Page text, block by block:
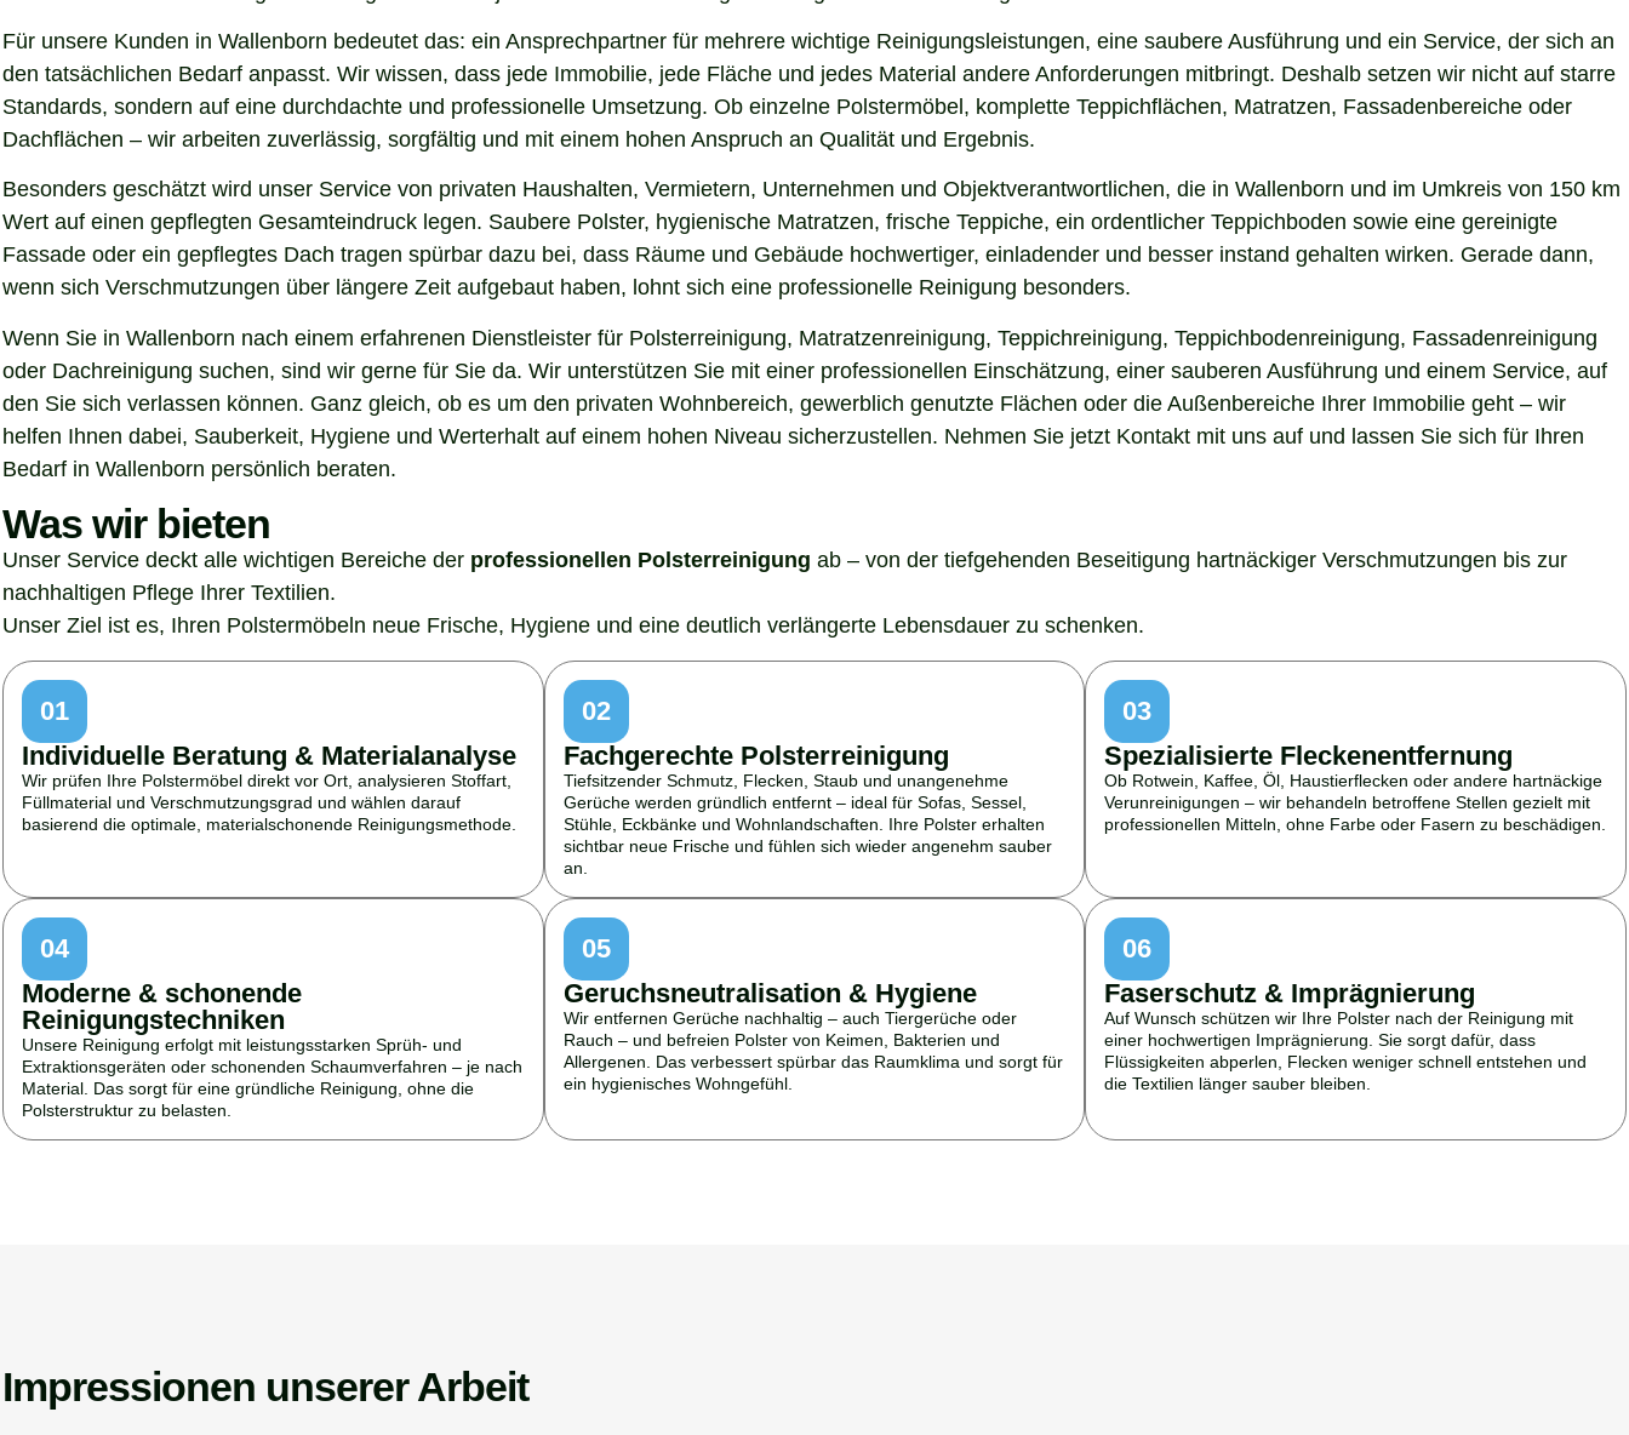
Für unsere Kunden in Wallenborn bedeutet das: ein Ansprechpartner für mehrere wichtige Reinigungsleistungen, eine saubere Ausführung und ein Service, der sich an
den tatsächlichen Bedarf anpasst. Wir wissen, dass jede Immobilie, jede Fläche und jedes Material andere Anforderungen mitbringt. Deshalb setzen wir nicht auf starre
Standards, sondern auf eine durchdachte und professionelle Umsetzung. Ob einzelne Polstermöbel, komplette Teppichflächen, Matratzen, Fassadenbereiche oder
Dachflächen – wir arbeiten zuverlässig, sorgfältig und mit einem hohen Anspruch an Qualität und Ergebnis.
Besonders geschätzt wird unser Service von privaten Haushalten, Vermietern, Unternehmen und Objektverantwortlichen, die in Wallenborn und im Umkreis von 150 km
Wert auf einen gepflegten Gesamteindruck legen. Saubere Polster, hygienische Matratzen, frische Teppiche, ein ordentlicher Teppichboden sowie eine gereinigte
Fassade oder ein gepflegtes Dach tragen spürbar dazu bei, dass Räume und Gebäude hochwertiger, einladender und besser instand gehalten wirken. Gerade dann,
wenn sich Verschmutzungen über längere Zeit aufgebaut haben, lohnt sich eine professionelle Reinigung besonders.
Wenn Sie in Wallenborn nach einem erfahrenen Dienstleister für Polsterreinigung, Matratzenreinigung, Teppichreinigung, Teppichbodenreinigung, Fassadenreinigung
oder Dachreinigung suchen, sind wir gerne für Sie da. Wir unterstützen Sie mit einer professionellen Einschätzung, einer sauberen Ausführung und einem Service, auf
den Sie sich verlassen können. Ganz gleich, ob es um den privaten Wohnbereich, gewerblich genutzte Flächen oder die Außenbereiche Ihrer Immobilie geht – wir
helfen Ihnen dabei, Sauberkeit, Hygiene und Werterhalt auf einem hohen Niveau sicherzustellen. Nehmen Sie jetzt Kontakt mit uns auf und lassen Sie sich für Ihren
Bedarf in Wallenborn persönlich beraten.
Was wir bieten
Unser Service deckt alle wichtigen Bereiche der professionellen Polsterreinigung ab – von der tiefgehenden Beseitigung hartnäckiger Verschmutzungen bis zur
nachhaltigen Pflege Ihrer Textilien.
Unser Ziel ist es, Ihren Polstermöbeln neue Frische, Hygiene und eine deutlich verlängerte Lebensdauer zu schenken.
01
Individuelle Beratung & Materialanalyse
Wir prüfen Ihre Polstermöbel direkt vor Ort, analysieren Stoffart,
Füllmaterial und Verschmutzungsgrad und wählen darauf
basierend die optimale, materialschonende Reinigungsmethode.
02
Fachgerechte Polsterreinigung
Tiefsitzender Schmutz, Flecken, Staub und unangenehme
Gerüche werden gründlich entfernt – ideal für Sofas, Sessel,
Stühle, Eckbänke und Wohnlandschaften. Ihre Polster erhalten
sichtbar neue Frische und fühlen sich wieder angenehm sauber
an.
03
Spezialisierte Fleckenentfernung
Ob Rotwein, Kaffee, Öl, Haustierflecken oder andere hartnäckige
Verunreinigungen – wir behandeln betroffene Stellen gezielt mit
professionellen Mitteln, ohne Farbe oder Fasern zu beschädigen.
04
Moderne & schonende
Reinigungstechniken
Unsere Reinigung erfolgt mit leistungsstarken Sprüh- und
Extraktionsgeräten oder schonenden Schaumverfahren – je nach
Material. Das sorgt für eine gründliche Reinigung, ohne die
Polsterstruktur zu belasten.
05
Geruchsneutralisation & Hygiene
Wir entfernen Gerüche nachhaltig – auch Tiergerüche oder
Rauch – und befreien Polster von Keimen, Bakterien und
Allergenen. Das verbessert spürbar das Raumklima und sorgt für
ein hygienisches Wohngefühl.
06
Faserschutz & Imprägnierung
Auf Wunsch schützen wir Ihre Polster nach der Reinigung mit
einer hochwertigen Imprägnierung. Sie sorgt dafür, dass
Flüssigkeiten abperlen, Flecken weniger schnell entstehen und
die Textilien länger sauber bleiben.
Impressionen unserer Arbeit